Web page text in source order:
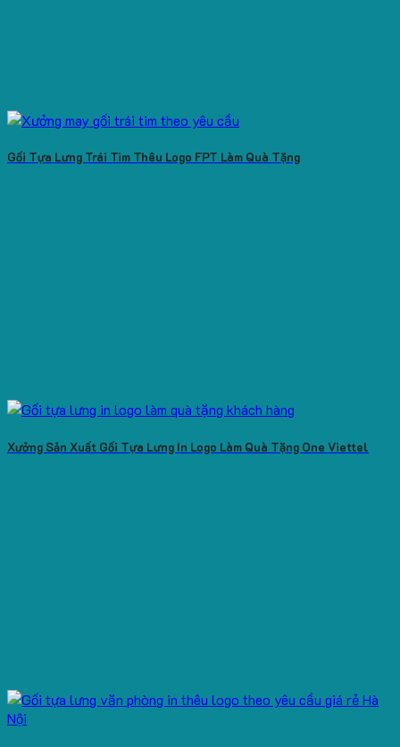
Gối Tựa Lưng Trái Tim Thêu Logo FPT Làm Quà Tặng
Xưởng Sản Xuất Gối Tựa Lưng In Logo Làm Quà Tặng One Viettel